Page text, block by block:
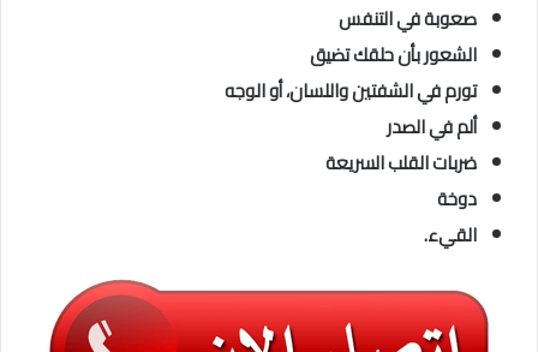
صعوبة في التنفس
الشعور بأن حلقك تضيق
تورم في الشفتين واللسان، أو الوجه
ألم في الصدر
ضربات القلب السريعة
دوخة
القيء.